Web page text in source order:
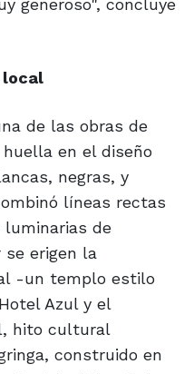
local
de las obras de
en el diseño
negras, y
líneas rectas
de
se erigen la
-un templo estilo
Azul y el
hito cultural
construido en